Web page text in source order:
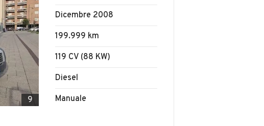
9
Dicembre 2008
199.999 km
119 CV (88 KW)
Diesel
Manuale